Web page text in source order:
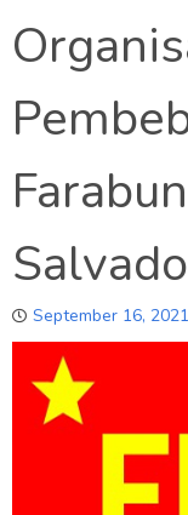
September 16, 2021